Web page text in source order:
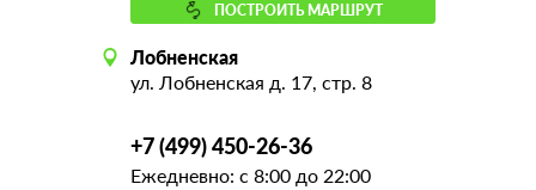
ПОСТРОИТЬ МАРШРУТ
Лобненская
ул. Лобненская д. 17, стр. 8
+7 (499) 450-26-36
Ежедневно: с 8:00 до 22:00